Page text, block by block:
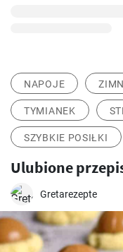
NAPOJE
TYMIANEK
SZYBKIE POSIŁKI
Ulubione
Gretarezepte